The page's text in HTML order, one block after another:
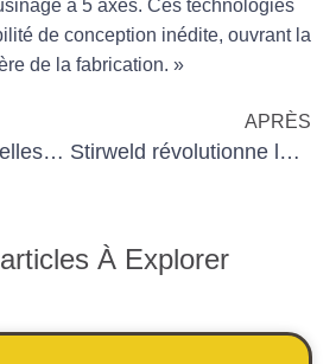
à 5 axes. Ces technologies
de conception inédite, ouvrant la
de la fabrication. »
L’impact des nouvelles technologies sur l’usinage
APRÈS
Stirweld révolutionne le soudage de l’aluminium avec une nouvelle technologie innovante
À Explorer